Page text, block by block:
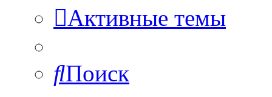
Активные темы
Поиск